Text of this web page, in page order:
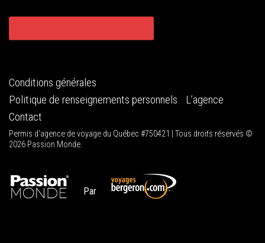
Conditions générales
Politique de renseignements personnels
L’agence
Contact
Permis d'agence de voyage du Québec #750421 | Tous droits réservés ©
2026 Passion Monde.
Par